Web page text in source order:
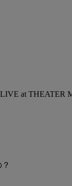
at THEATER